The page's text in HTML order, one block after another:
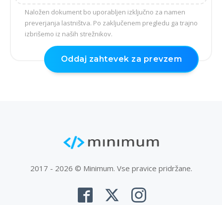
Naložen dokument bo uporabljen izključno za namen
preverjanja lastništva. Po zaključenem pregledu ga trajno
izbrišemo iz naših strežnikov.
2017 - 2026 © Minimum. Vse pravice pridržane.